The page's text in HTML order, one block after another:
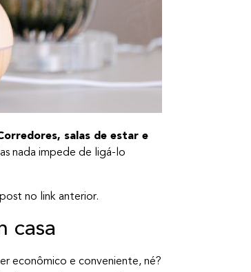
salas de estar e
nada impede de ligá-lo
no link anterior.
casa
econômico e conveniente, né?